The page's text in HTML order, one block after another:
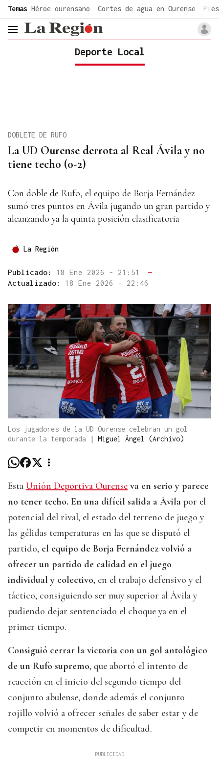
common.go-to-content
Temas Héroe ourensano Cortes de agua en Ourense
header.menu.open
Deporte Local
La UD Ourense derrota al Real Ávila y no
tiene techo (0-2)
DOBLETE DE RUFO
Con doble de Rufo, el equipo de Borja Fernández
sumó tres puntos en Ávila jugando un gran partido y
alcanzando ya la quinta posición clasificatoria
La Región
Publicado: 18 Ene 2026 - 21:51
—
Actualizado: 18 Ene 2026 - 22:46
Los jugadores de la UD Ourense celebran un gol
durante la temporada
| Miguel Ángel (Archivo)
Esta Unión Deportiva Ourense va en serio y parece
no tener techo. En una difícil salida a Ávila por el
potencial del rival, el estado del terreno de juego y
las gélidas temperaturas en las que se disputó el
partido, el equipo de Borja Fernández volvió a
ofrecer un partido de calidad en el juego
individual y colectivo, en el trabajo defensivo y el
táctico, consiguiendo ser muy superior al Ávila y
pudiendo dejar sentenciado el choque ya en el
primer tiempo.
Consiguió cerrar la victoria con un gol antológico
de un Rufo supremo, que abortó el intento de
reacción en el inicio del segundo tiempo del
conjunto abulense, donde además el conjunto
rojillo volvió a ofrecer señales de saber estar y de
competir en momentos de dificultad.